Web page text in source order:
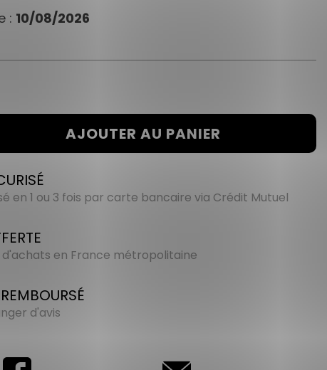
: 10/08/2026
AJOUTER AU PANIER
en 1 ou 3 fois par carte bancaire via Crédit Mutuel
en France métropolitaine
d'avis